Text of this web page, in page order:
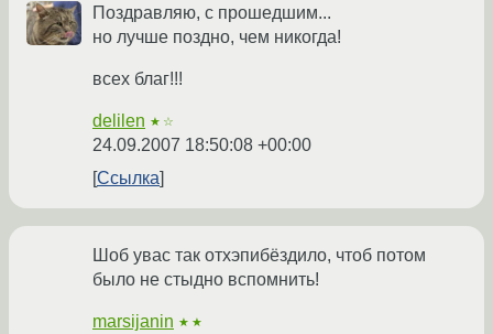
Поздравляю, с прошедшим...
но лучше поздно, чем никогда!
всех благ!!!
delilen ★☆
24.09.2007 18:50:08 +00:00
Ссылка
Шоб увас так отхэпибёздило, чтоб потом
было не стыдно вспомнить!
marsijanin ★★